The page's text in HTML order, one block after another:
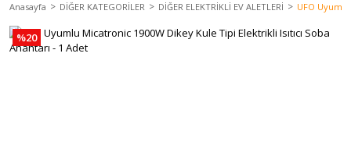
Anasayfa DİĞER KATEGORİLER DİĞER ELEKTRİKLİ EV ALETLERİ UFO
%20